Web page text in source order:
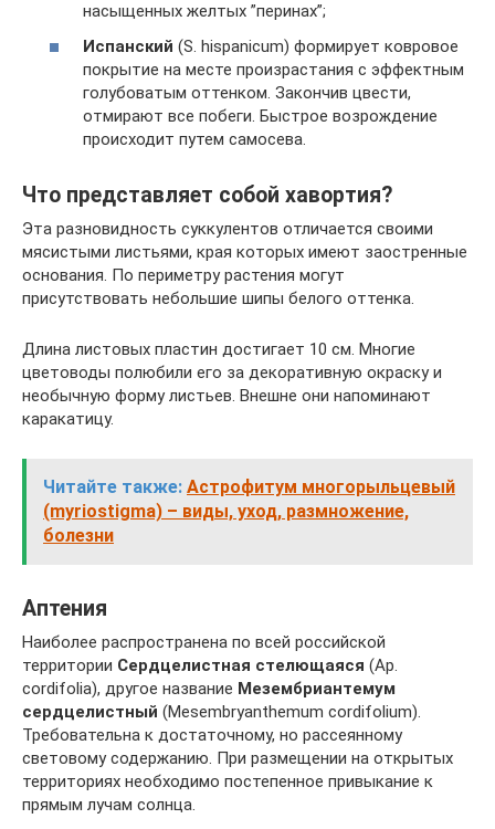
насыщенных желтых ”перинах”;
Испанский (S. hispanicum) формирует ковровое
покрытие на месте произрастания с эффектным
голубоватым оттенком. Закончив цвести,
отмирают все побеги. Быстрое возрождение
происходит путем самосева.
Что представляет собой хавортия?
Эта разновидность суккулентов отличается своими
мясистыми листьями, края которых имеют заостренные
основания. По периметру растения могут
присутствовать небольшие шипы белого оттенка.
Длина листовых пластин достигает 10 см. Многие
цветоводы полюбили его за декоративную окраску и
необычную форму листьев. Внешне они напоминают
каракатицу.
Читайте также: Астрофитум многорыльцевый
(myriostigma) – виды, уход, размножение,
болезни
Аптения
Наиболее распространена по всей российской
территории Сердцелистная стелющаяся (Ap.
cordifolia), другое название Мезембриантемум
сердцелистный (Mesembryanthemum cordifolium).
Требовательна к достаточному, но рассеянному
световому содержанию. При размещении на открытых
территориях необходимо постепенное привыкание к
прямым лучам солнца.